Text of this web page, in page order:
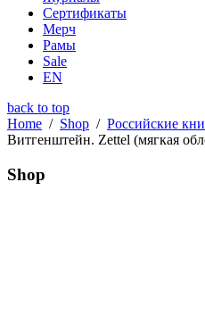
Сертификаты
Мерч
Рамы
Sale
EN
back to top
Home / Shop / Российские
Витгенштейн. Zettel (мягкая
Shop